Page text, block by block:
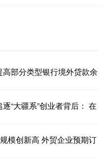
部分类型银行境外贷款余
“大疆系”创业者背后： 在
模创新高 外贸企业预期订